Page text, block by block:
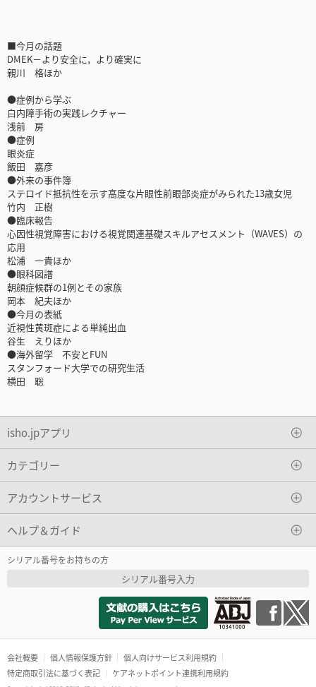
■今月の話題
DMEK－より安全に，より確実に
親川 格ほか
●症例から学ぶ
白内障手術の実践レクチャー
浅前 房
●症例
眼炎症
飯田 嘉彦
●外来の事件簿
ステロイド抵抗性を示す高度な片眼性前眼部炎症がみられた13歳女児
竹内 正樹
●臨床報告
心因性視覚障害における視覚関連基礎スキルアセスメント（WAVES）の
応用
松浦 一貴ほか
●眼科図譜
朝顔症候群の1例とその家族
岡本 紀夫ほか
●今月の表紙
近視性黄斑症による単純出血
谷生 えりほか
●海外留学 不安とFUN
スタンフォード大学での研究生活
横田 聡
isho.jpアプリ
カテゴリー
アカウントサービス
ヘルプ＆ガイド
シリアル番号をお持ちの方
シリアル番号入力
会社概要 個人情報保護方針
個人向けサービス利用規約
特定商取引法に基づく表記
ケアネットポイント連携利用規約